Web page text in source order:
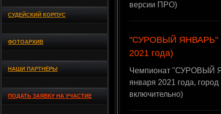
СУДЕЙСКИЙ КОРПУС
ФОТОАРХИВ
НАШИ ПАРТНЁРЫ
ПОДАТЬ ЗАЯВКУ НА УЧАСТИЕ
версии ПРО)
"СУРОВЫЙ ЯНВАРЬ"
2021 года)
Чемпионат "СУРОВЫЙ
января 2021 года,
включительно)